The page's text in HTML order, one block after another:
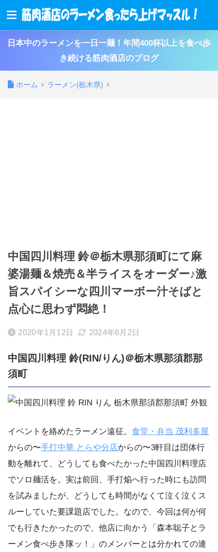
日本中のラーメンを一日一麺！年間400杯以上を食べ歩
き続ける筋肉酒店のブログ
ホーム ラーメン(栃木県)
中国四川料理 鈴＠栃木県那須町にて麻
婆湯麺＆焼売＆半ライスをオーダー♪激
旨スパイシーな四川マーボー汁そばと
点心に思わず悶絶！
2020年1月12日 2024年6月2日
中国四川料理 鈴(RIN/りん)＠栃木県那須郡那
須町
イベントを絡めたラーメン遠征。 食堂・弁当 茂利多屋
からの〜手打中華 とらや分店からの〜3軒目は団体行
動を離れて、どうしても食べたかった中国四川料理店
でソロ麺活を。実は前回、手打焔へ行った時にも訪問
を試みましたが、どうしても時間がなくて泣く泣くス
ルーしていた要課題店でした。なので、今回は何が何
でも行きたかったので、他店に向かう「森本聡子とラ
ーメン食べ歩き隊ッ！」のメンバーとは分かれての連